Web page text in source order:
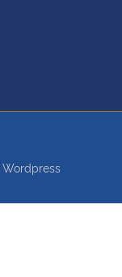
Wordpress